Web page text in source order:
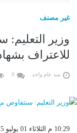
غير مصنف
وزير
للاعتراف
منذ عام واحد 0